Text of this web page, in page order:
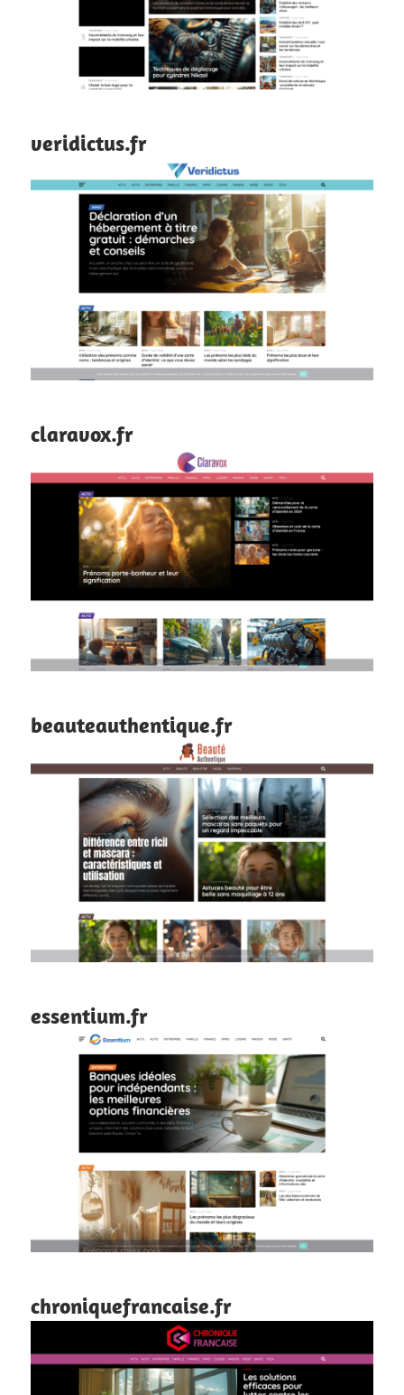
veridictus.fr
claravox.fr
beauteauthentique.fr
essentium.fr
chroniquefrancaise.fr